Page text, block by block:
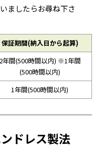
ましたらお尋ね下さ
保証期間(納入日から起算)
2年間(500時間以内) ※1年間
(500時間以内)
1年間(500時間以内)
ドレス製法